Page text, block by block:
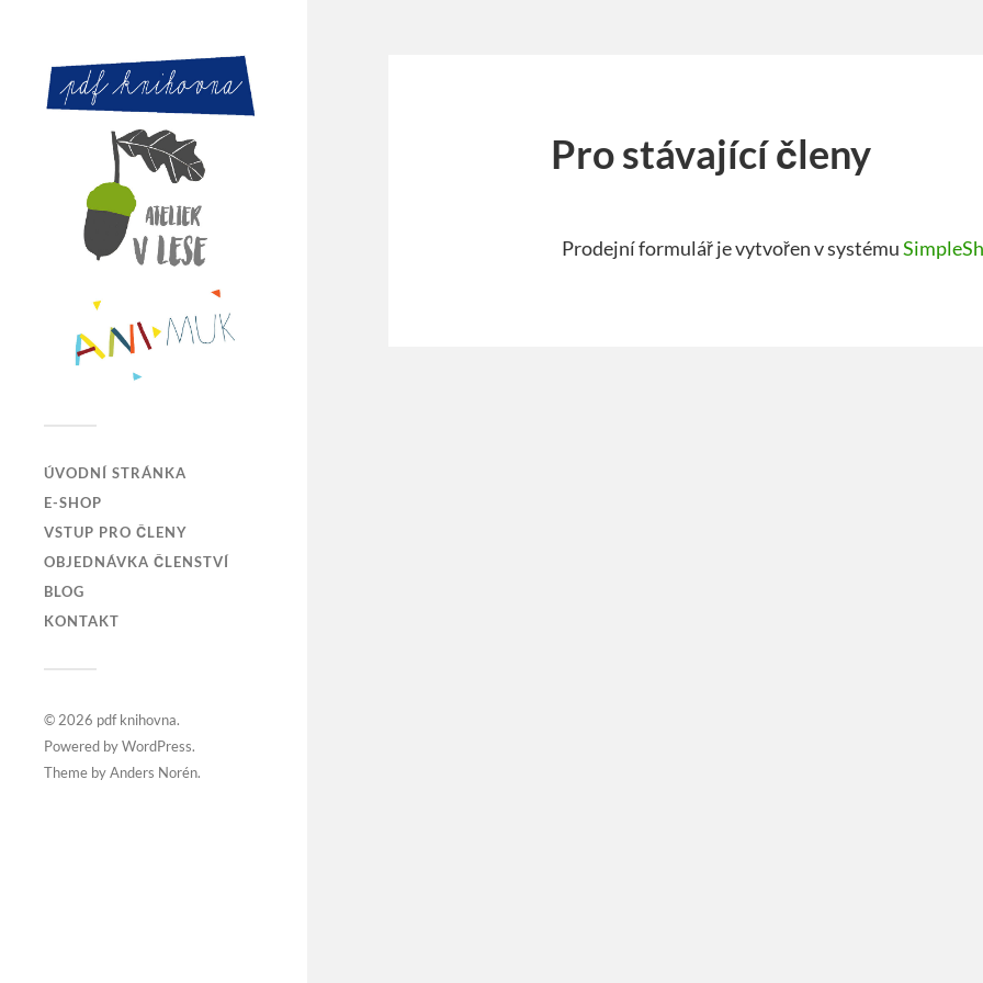
ÚVODNÍ STRÁNKA
E-SHOP
VSTUP PRO ČLENY
OBJEDNÁVKA ČLENSTVÍ
BLOG
KONTAKT
© 2026 pdf knihovna.
Powered byWordPress.
Theme byAnders Norén.
Pro stávající členy
Prodejní formulář je vytvořen v systému